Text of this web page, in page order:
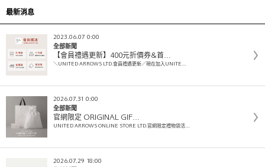
最新消息
2023.06.07 0:00
全部新聞
【會員禮遇更新】400元折價券&首…
＼UNITED ARROWS LTD.會員禮遇更新／現在加入UNITE…
2026.07.31 0:00
全部新聞
官網限定 ORIGINAL GIF…
UNITED ARROWS ONLINE STORE LTD.官網限定禮物袋活…
2026.07.29 18:00